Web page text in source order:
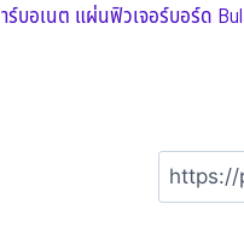
บอเนต แผ่นฟิวเจอร์บอร์ด